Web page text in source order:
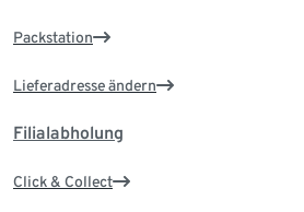
Packstation
Lieferadresse ändern
Filialabholung
Click & Collect